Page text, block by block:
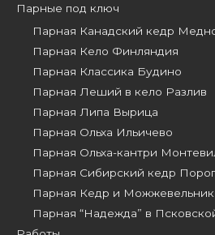
Парные под ключ
Парная Канадский кедр
Парная Кело Финляндия
Парная Классика Будино
Парная Леший в кело Разлив
Парная Липа Вырица
Парная Ольха Ильичево
Парная Ольха-кантри
Парная Сибирский кедр
Парная Кедр и
Парная “Надежда” в